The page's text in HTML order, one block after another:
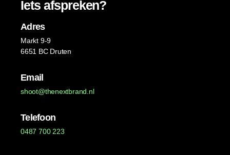
Iets afspreken?
Adres
Markt 9-9
6651 BC Druten
Email
shoot@thenextbrand.nl
Telefoon
0487 700 223